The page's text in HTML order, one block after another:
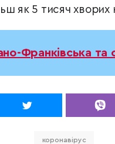
як 5 тисяч хворих
Франківська та
коронавірус